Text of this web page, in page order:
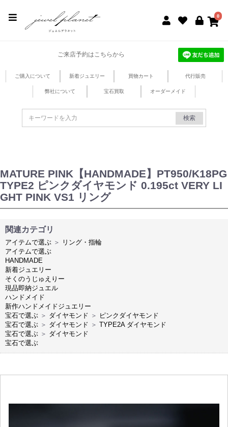
0
ご来店予約はこちらから
ご購入について 新着ジュエリー 買物カート 代行販売
弊社について 宝石買取 オーダーメイド
検索
MATURE PINK【HANDMADE】PT950/K18PG
TYPE2 ピンクダイヤモンド 0.195ct VERY LI
GHT PINK VS1 リング
関連カテゴリ
アイテムで選ぶ ＞
リング・指輪
アイテムで選ぶ
HANDMADE
新着ジュエリー
そくのうじゅえりー
現品即納ジュエル
ハンドメイド
新作ハンドメイドジュエリー
宝石で選ぶ ＞ ダイヤモンド ＞ ピンクダイヤモンド
宝石で選ぶ ＞ ダイヤモンド ＞ TYPE2A ダイヤモンド
宝石で選ぶ ＞ ダイヤモンド
宝石で選ぶ